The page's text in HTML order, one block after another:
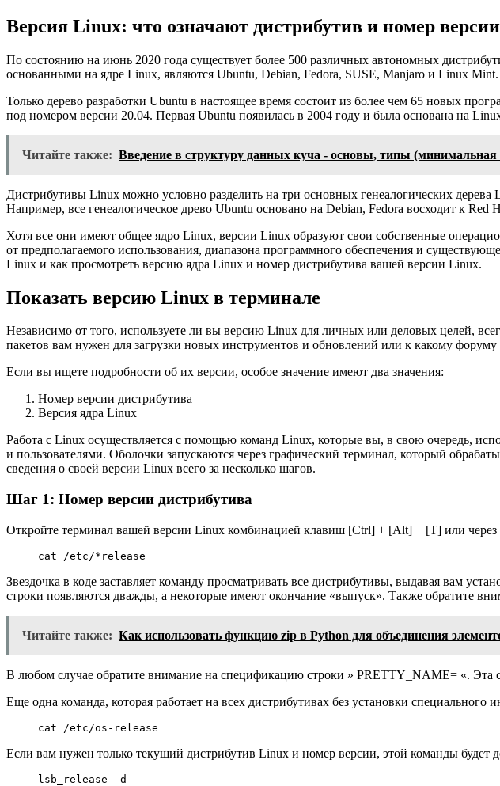
Версия Linux: что означают дистрибутив и номер
По состоянию на июнь 2020 года существует более 500 различных автономных
основанными на ядре Linux, являются Ubuntu, Debian, Fedora, SUSE, Manjaro и Linux Mint.
Только дерево разработки Ubuntu в настоящее время состоит из более чем 65 новых
под номером версии 20.04. Первая Ubuntu появилась в 2004 году и была основана на
Читайте также: Введение в структуру данных куча - основы, типы
Дистрибутивы Linux можно условно разделить на три основных генеалогических
Например, все генеалогическое древо Ubuntu основано на Debian, Fedora восходит к
Хотя все они имеют общее ядро ​​​​Linux, версии Linux образуют свои собственные
от предполагаемого использования, диапазона программного обеспечения и
Linux и как просмотреть версию ядра Linux и номер дистрибутива вашей версии Linux.
Показать версию Linux в терминале
Независимо от того, используете ли вы версию Linux для личных или деловых целей,
пакетов вам нужен для загрузки новых инструментов и обновлений или к какому
Если вы ищете подробности об их версии, особое значение имеют два значения:
Номер версии дистрибутива
Версия ядра Linux
Работа с Linux осуществляется с помощью команд Linux, которые вы, в свою очередь,
и пользователями. Оболочки запускаются через графический терминал, который
сведения о своей версии Linux всего за несколько шагов.
Шаг 1: Номер версии дистрибутива
Откройте терминал вашей версии Linux комбинацией клавиш [Ctrl] + [Alt] + [T] или
cat /etc/*release
Звездочка в коде заставляет команду просматривать все дистрибутивы, выдавая вам
строки появляются дважды, а некоторые имеют окончание «выпуск». Также обратите
Читайте также: Как использовать функцию zip в Python для объединения
В любом случае обратите внимание на спецификацию строки » PRETTY_NAME= «. Эта
Еще одна команда, которая работает на всех дистрибутивах без установки специального
cat /etc/os-release
Если вам нужен только текущий дистрибутив Linux и номер версии, этой команды будет
lsb_release -d